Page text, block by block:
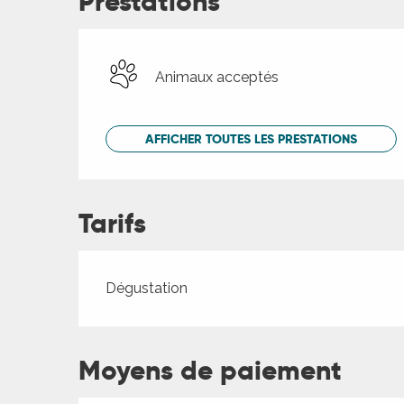
Animaux acceptés
AFFICHER TOUTES LES PRESTATIONS
Tarifs
Tarifs 2026
Dégustation
Moyens de paiement